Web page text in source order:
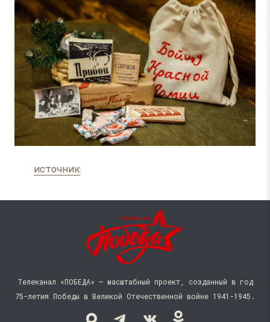
источник
Телеканал «ПОБЕДА» — масштабный проект, созданный в год
75-летия Победы в Великой Отечественной войне 1941−1945.